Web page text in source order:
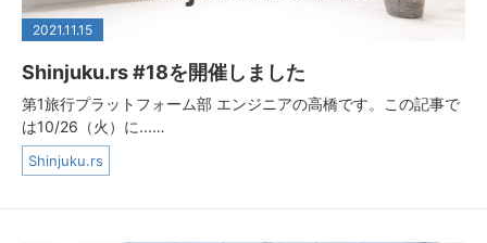
2021.11.15
Shinjuku.rs #18を開催しました
第1旅行プラットフォーム部 エンジニアの高橋です。この記事で
は10/26（火）に...…
Shinjuku.rs